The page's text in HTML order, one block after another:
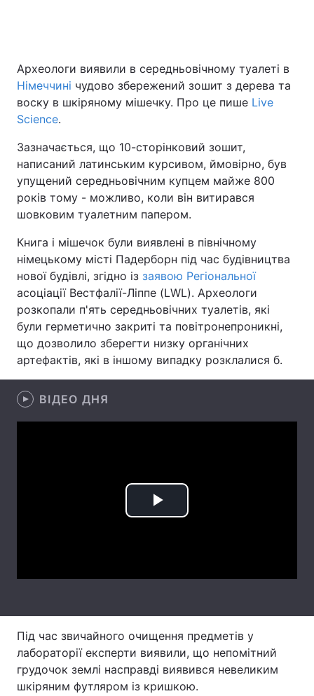
Економіка Світ
Спорт Наука
Зброя Інциденти
Здоров'я Туризм
Погода
Екологія Регіони
Лонгріди
Відео з Youtube Статті
Інтерв'ю Думки
Архів
Контакти
Археологи виявили в середньовічному туалеті в
Німеччині чудово збережений зошит з дерева та
воску в шкіряному мішечку. Про це пише Live
Science.
Зазначається, що 10-сторінковий зошит,
написаний латинським курсивом, ймовірно, був
упущений середньовічним купцем майже 800
років тому - можливо, коли він витирався
шовковим туалетним папером.
Книга і мішечок були виявлені в північному
німецькому місті Падерборн під час будівництва
нової будівлі, згідно із заявою Регіональної
асоціації Вестфалії-Ліппе (LWL). Археологи
розкопали п'ять середньовічних туалетів, які
були герметично закриті та повітронепроникні,
що дозволило зберегти низку органічних
артефактів, які в іншому випадку розклалися б.
ВІДЕО ДНЯ
Play
Під час звичайного очищення предметів у
лабораторії експерти виявили, що непомітний
грудочок землі насправді виявився невеликим
шкіряним футляром із кришкою.